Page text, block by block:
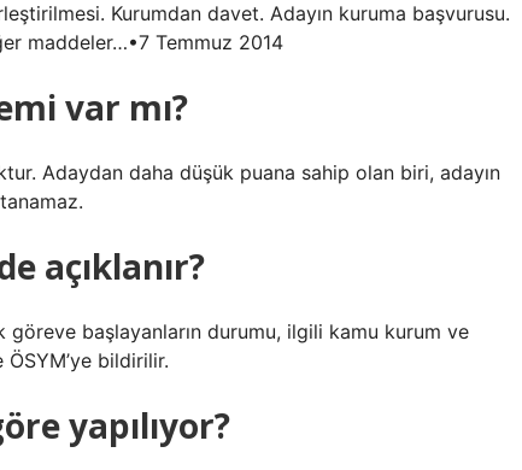
Kurumdan davet. Adayın kuruma başvurusu.
maddeler…•7 Temmuz 2014
var mı?
Adaydan daha düşük puana sahip olan biri, adayın
açıklanır?
göreve başlayanların durumu, ilgili kamu kurum ve
bildirilir.
yapılıyor?